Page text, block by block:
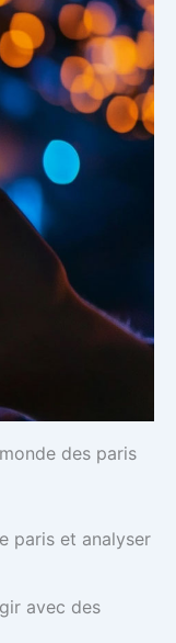
des paris
paris et analyser
avec des